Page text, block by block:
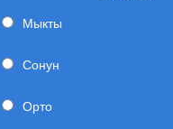
Мыкты
Сонун
Орто